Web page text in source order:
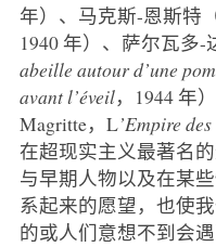
年）、马克斯-恩斯特
1940 年）、萨尔瓦多-
abeille autour d’une
avant l’éveil，1944 年
Magritte，L’Empire
在超现实主义最著名
与早期人物以及在某
系起来的愿望，也使
的或人们意想不到会